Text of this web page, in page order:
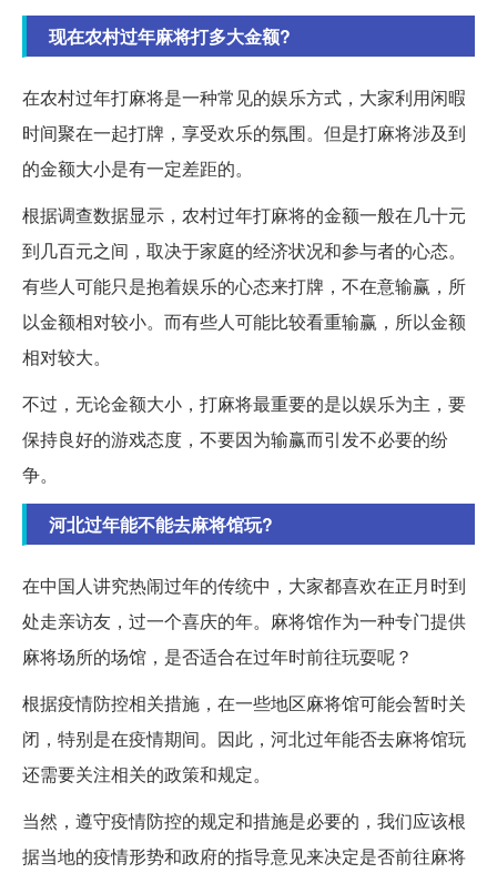
现在农村过年麻将打多大金额?
在农村过年打麻将是一种常见的娱乐方式，大家利用闲暇
时间聚在一起打牌，享受欢乐的氛围。但是打麻将涉及到
的金额大小是有一定差距的。
根据调查数据显示，农村过年打麻将的金额一般在几十元
到几百元之间，取决于家庭的经济状况和参与者的心态。
有些人可能只是抱着娱乐的心态来打牌，不在意输赢，所
以金额相对较小。而有些人可能比较看重输赢，所以金额
相对较大。
不过，无论金额大小，打麻将最重要的是以娱乐为主，要
保持良好的游戏态度，不要因为输赢而引发不必要的纷
争。
河北过年能不能去麻将馆玩?
在中国人讲究热闹过年的传统中，大家都喜欢在正月时到
处走亲访友，过一个喜庆的年。麻将馆作为一种专门提供
麻将场所的场馆，是否适合在过年时前往玩耍呢？
根据疫情防控相关措施，在一些地区麻将馆可能会暂时关
闭，特别是在疫情期间。因此，河北过年能否去麻将馆玩
还需要关注相关的政策和规定。
当然，遵守疫情防控的规定和措施是必要的，我们应该根
据当地的疫情形势和政府的指导意见来决定是否前往麻将